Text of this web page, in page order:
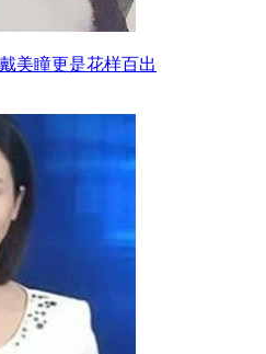
美瞳更是花样百出